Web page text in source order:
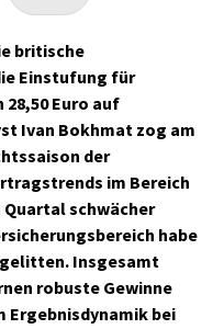
britische
Einstufung für
Euro auf
Ivan Bokhmat zog am
der
im Bereich
schwächer
habe
Insgesamt
robuste Gewinne
Ergebnisdynamik bei